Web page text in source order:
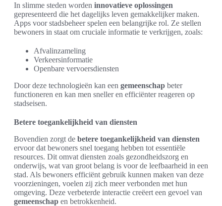
In slimme steden worden innovatieve oplossingen
gepresenteerd die het dagelijks leven gemakkelijker maken.
Apps voor stadsbeheer spelen een belangrijke rol. Ze stellen
bewoners in staat om cruciale informatie te verkrijgen, zoals:
Afvalinzameling
Verkeersinformatie
Openbare vervoersdiensten
Door deze technologieën kan een gemeenschap beter
functioneren en kan men sneller en efficiënter reageren op
stadseisen.
Betere toegankelijkheid van diensten
Bovendien zorgt de betere toegankelijkheid van diensten
ervoor dat bewoners snel toegang hebben tot essentiële
resources. Dit omvat diensten zoals gezondheidszorg en
onderwijs, wat van groot belang is voor de leefbaarheid in een
stad. Als bewoners efficiënt gebruik kunnen maken van deze
voorzieningen, voelen zij zich meer verbonden met hun
omgeving. Deze verbeterde interactie creëert een gevoel van
gemeenschap en betrokkenheid.